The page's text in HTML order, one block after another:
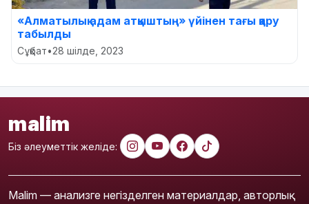
«Алматылық адам атқыштың» үйінен тағы қару
табылды
Сұқбат•28 шілде, 2023
malim
Біз әлеуметтік желіде:
Malim — анализге негізделген материалдар, авторлық